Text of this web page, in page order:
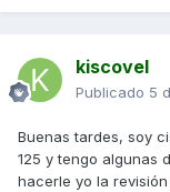
kiscovel
Publicado 5
Buenas tardes, soy
125 y tengo algunas
hacerle yo la